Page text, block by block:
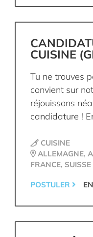
CUISINE
Tu ne trouves
convient sur
réjouissons
candidature !
CUISINE
ALLEMAGNE,
FRANCE, SUISSE
POSTULER